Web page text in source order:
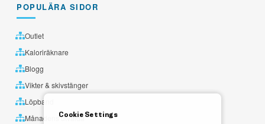
POPULÄRA SIDOR
Outlet
Kaloriräknare
Blogg
Vikter & skivstänger
Löpband
Månadens utvaldaCookie Settings